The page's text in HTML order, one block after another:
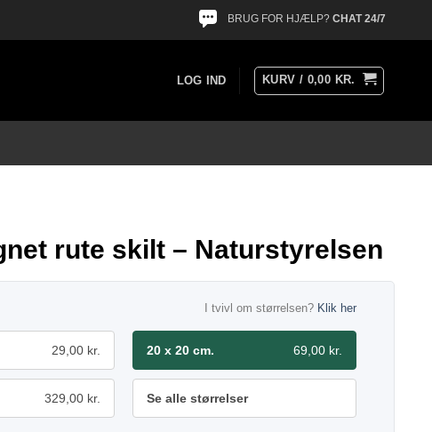
BRUG FOR HJÆLP? CHAT 24/7
LOG IND KURV / 0,00 KR.
rute skilt – Naturstyrelsen
I tvivl om størrelsen? Klik her
29,00 kr. 20 x 20 cm. 69,00 kr.
329,00 kr. Se alle størrelser